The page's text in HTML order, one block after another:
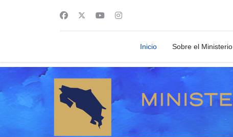
Inicio Sobre el Ministerio